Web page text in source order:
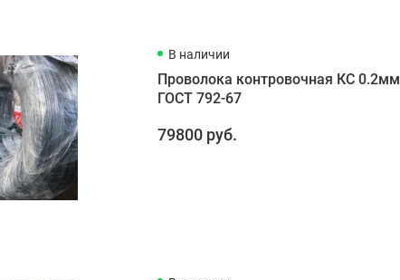
В наличии
Проволока контровочная КС 0.2мм
ГОСТ 792-67
79800 руб.